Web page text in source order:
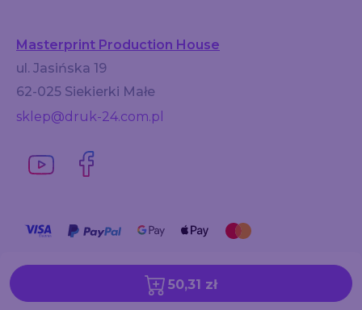
50,31 zł
Masterprint Production House
ul. Jasińska 19
62-025 Siekierki Małe
sklep@druk-24.com.pl